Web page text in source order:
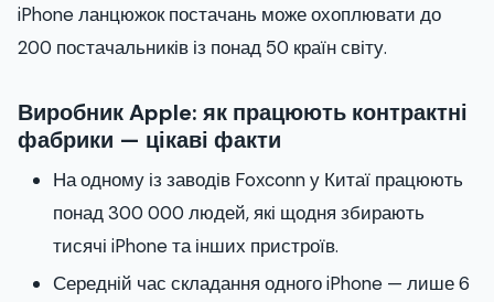
iPhone ланцюжок постачань може охоплювати до
200 постачальників із понад 50 країн світу.
Виробник Apple: як працюють контрактні
фабрики — цікаві факти
На одному із заводів Foxconn у Китаї працюють
понад 300 000 людей, які щодня збирають
тисячі iPhone та інших пристроїв.
Середній час складання одного iPhone — лише 6